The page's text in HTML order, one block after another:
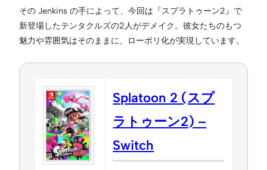
その Jenkins の手によって、今回は『スプラトゥーン2』で
新登場したテンタクルズの2人がデメイク。彼女たちのもつ
魅力や雰囲気はそのままに、ローポリ化が実現しています。
Splatoon 2 (スプ
ラトゥーン2) –
Switch